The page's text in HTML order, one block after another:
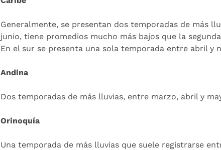
Generalmente, se presentan dos temporadas de más
junio, tiene promedios mucho más bajos que la
En el sur se presenta una sola temporada entre abril y
Andina
Dos temporadas de más lluvias, entre marzo, abril y
Orinoquía
Una temporada de más lluvias que suele registrarse